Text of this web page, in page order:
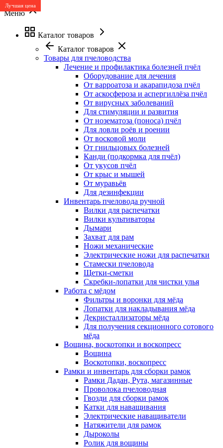
Меню
Каталог товаров
Каталог товаров
Товары для пчеловодства
Лечение и профилактика болезней пчёл
Оборудование для лечения
От варроатоза и акарапидоза пчёл
От аскосфероза и аспергиллёза пчёл
От вирусных заболеваний
Для стимуляции и развития
От нозематоза (поноса) пчёл
Для ловли роёв и роении
От восковой моли
От гнильцовых болезней
Канди (подкормка для пчёл)
От укусов пчёл
От крыс и мышей
От муравьёв
Для дезинфекции
Инвентарь пчеловода ручной
Вилки для распечатки
Вилки культиваторы
Дымари
Захват для рам
Ножи механические
Электрические ножи для распечатки
Стамески пчеловода
Щетки-сметки
Скребки-лопатки для чистки улья
Работа с мёдом
Фильтры и воронки для мёда
Лопатки для накладывания мёда
Декристаллизаторы мёда
Для получения секционного сотового
мёда
Вощина, воскотопки и воскопресс
Вощина
Воскотопки, воскопресс
Рамки и инвентарь для сборки рамок
Рамки Дадан, Рута, магазинные
Проволока пчеловодная
Гвозди для сборки рамок
Катки для наващивания
Электрические наващиватели
Натяжители для рамок
Дыроколы
Ролик для вощины
Лучшая цена